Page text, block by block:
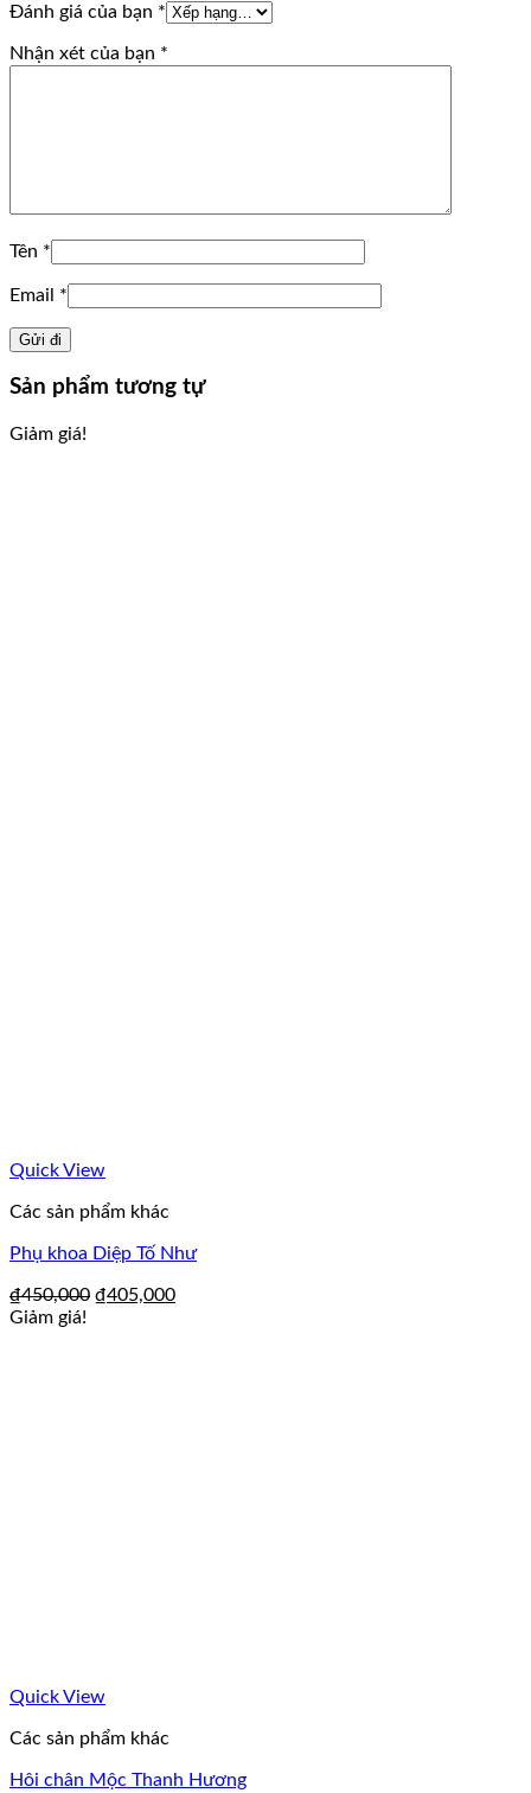
Đánh giá của bạn *
Nhận xét của bạn *
Tên *
Email *
Sản phẩm tương tự
Giảm giá!
Quick View
Các sản phẩm khác
Phụ khoa Diệp Tố Như
₫450,000 ₫405,000
Giảm giá!
Quick View
Các sản phẩm khác
Hôi chân Mộc Thanh Hương